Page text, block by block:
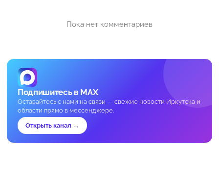
Пока нет комментариев
Подпишитесь в MAX
Оставайтесь с нами на связи — свежие новости Иркутска и
области прямо в мессенджере.
Открыть канал →